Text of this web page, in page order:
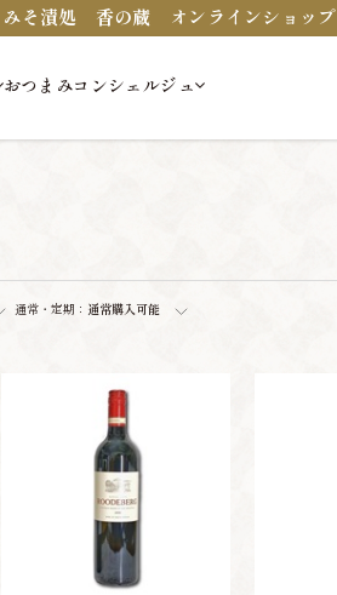
みそ漬処 香の蔵 オンラインショップ
おつまみコンシェルジュ
通常・定期： 通常購入可能